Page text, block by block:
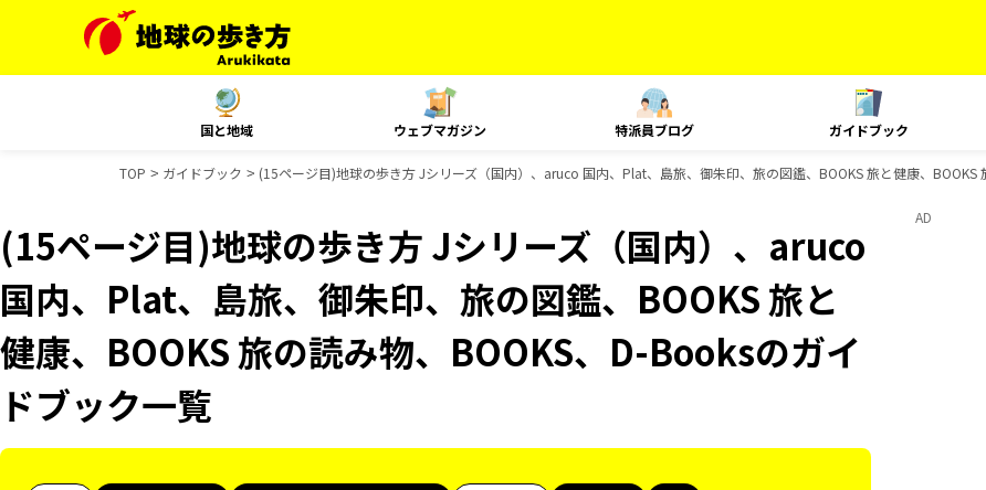
国と地域 ウェブマガジン 特派員ブログ ガイドブック
TOP ガイドブック (15ページ目)地球の歩き方 Jシリーズ（国内）、aruco 国内、Plat、島旅、御朱印、旅の図鑑、BOOKS 旅と健康、
(15ページ目)地球の歩き方 Jシリーズ（国内）、aruco
国内、Plat、島旅、御朱印、旅の図鑑、BOOKS 旅と
健康、BOOKS 旅の読み物、BOOKS、D-Booksのガイ
ドブック一覧
AD